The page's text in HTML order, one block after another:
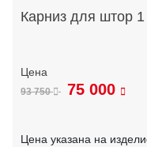
Карниз для штор 1
93 750 75 000
Цена указана на